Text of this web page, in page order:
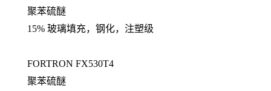
聚苯硫醚
15% 玻璃填充，钢化，注塑级
FORTRON FX530T4
聚苯硫醚